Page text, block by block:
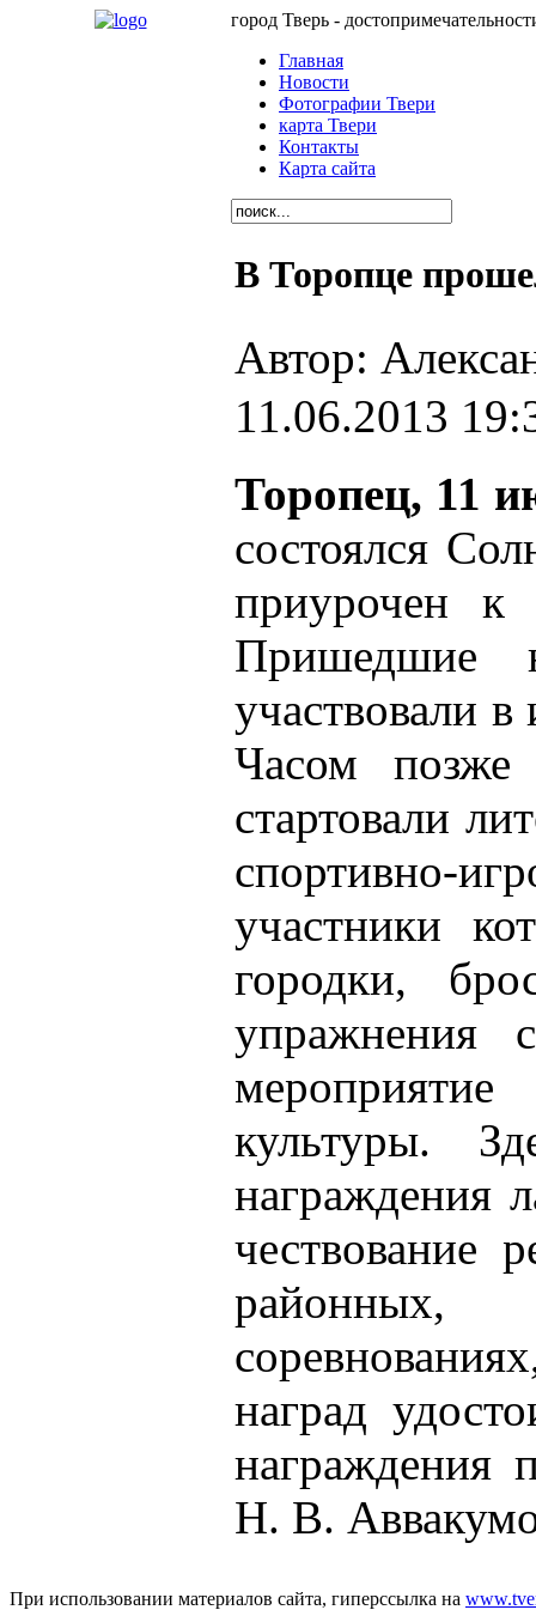
город Тверь -
Главная
Новости
Фотографии Твери
карта Твери
Контакты
Карта сайта
В Торопце
Автор:
11.06.2013
Торопец, 11
состоялся
приурочен
Пришедшие
участвовали в
Часом позже
стартовали
спортивно-
участники
городки,
упражнения
культуры.
награждения
чествование
районных,
наград
награждения
Н. В.
При использовании материалов сайта, гиперссылка на